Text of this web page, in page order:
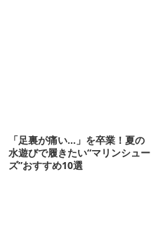
「足裏が痛い…」を卒業！夏の
水遊びで履きたい“マリンシュー
ズ”おすすめ10選